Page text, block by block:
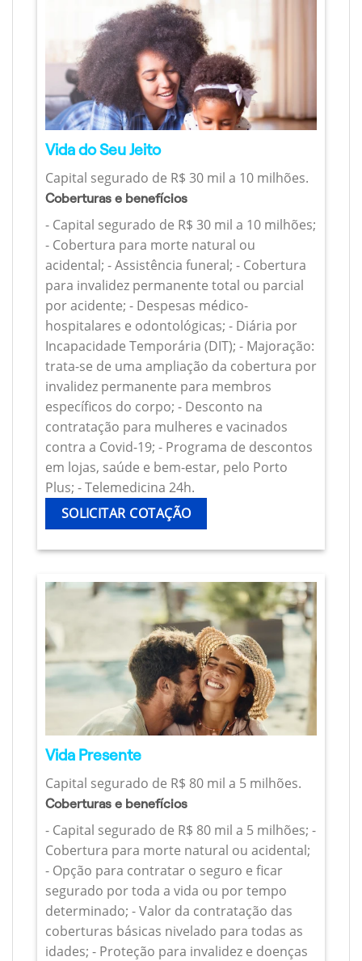
Vida do Seu Jeito
Capital segurado de R$ 30 mil a 10 milhões.
Coberturas e benefícios
- Capital segurado de R$ 30 mil a 10 milhões;
- Cobertura para morte natural ou
acidental; - Assistência funeral; - Cobertura
para invalidez permanente total ou parcial
por acidente; - Despesas médico-
hospitalares e odontológicas; - Diária por
Incapacidade Temporária (DIT); - Majoração:
trata-se de uma ampliação da cobertura por
invalidez permanente para membros
específicos do corpo; - Desconto na
contratação para mulheres e vacinados
contra a Covid-19; - Programa de descontos
em lojas, saúde e bem-estar, pelo Porto
Plus; - Telemedicina 24h.
SOLICITAR COTAÇÃO
Vida Presente
Capital segurado de R$ 80 mil a 5 milhões.
Coberturas e benefícios
- Capital segurado de R$ 80 mil a 5 milhões; -
Cobertura para morte natural ou acidental;
- Opção para contratar o seguro e ficar
segurado por toda a vida ou por tempo
determinado; - Valor da contratação das
coberturas básicas nivelado para todas as
idades; - Proteção para invalidez e doenças